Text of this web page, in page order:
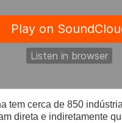
tem cerca de 850
direta e indiretamente